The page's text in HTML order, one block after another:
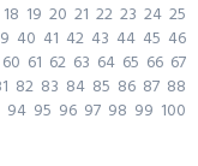
18 19 20 21 22 23 24 25
40 41 42 43 44 45 46
60 61 62 63 64 65 66 67
82 83 84 85 86 87 88
94 95 96 97 98 99 100